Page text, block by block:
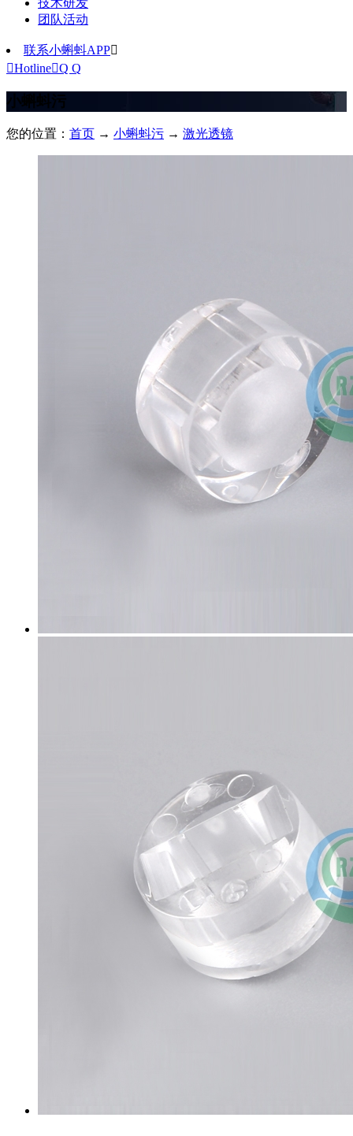
团队活动
联系小蝌蚪APP
HotlineQ Q
小蝌蚪污
您的位置： 首页 → 小蝌蚪污 → 激光透镜